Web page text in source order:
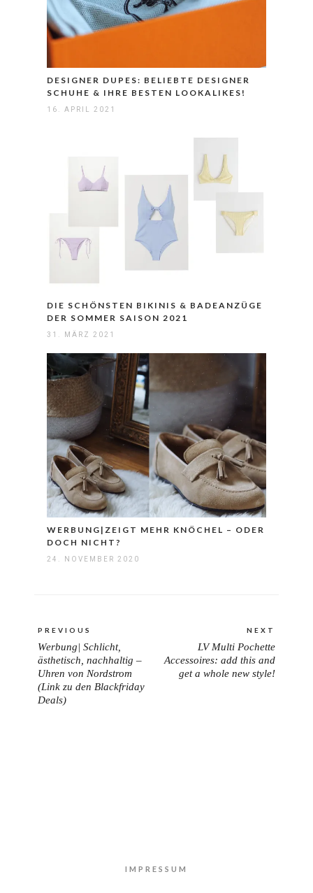
DESIGNER DUPES: BELIEBTE DESIGNER
SCHUHE & IHRE BESTEN LOOKALIKES!
16. APRIL 2021
DIE SCHÖNSTEN BIKINIS & BADEANZÜGE
DER SOMMER SAISON 2021
31. MÄRZ 2021
WERBUNG|ZEIGT MEHR KNÖCHEL – ODER
DOCH NICHT?
24. NOVEMBER 2020
PREVIOUS
PREVIOUS
POST:
Werbung| Schlicht,
ästhetisch, nachhaltig –
Uhren von Nordstrom
(Link zu den Blackfriday
Deals)
NEXT
POST:
LV Multi Pochette
Accessoires: add this and
get a whole new style!
IMPRESSUM